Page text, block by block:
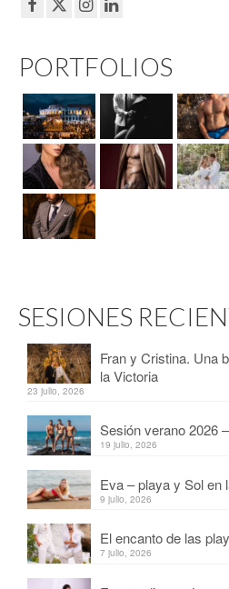
PORTFOLIOS
SESIONES
Fran y Cristina. Una
la Victoria
23 julio, 2026
Sesión verano 2026
19 julio, 2026
Eva – playa y Sol en
9 julio, 2026
El encanto de las
7 julio, 2026